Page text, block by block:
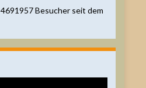
4691957Besucher seit dem